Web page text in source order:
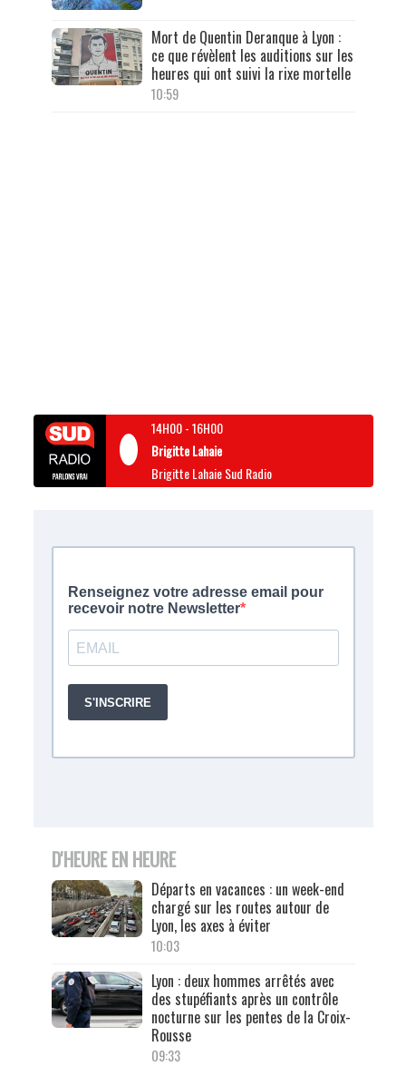
Mort de Quentin Deranque à Lyon :
ce que révèlent les auditions sur les
heures qui ont suivi la rixe mortelle
10:59
14H00-16H00
Brigitte Lahaie
Brigitte Lahaie Sud Radio
D'HEURE EN HEURE
Départs en vacances : un week-end
chargé sur les routes autour de
Lyon, les axes à éviter
10:03
Lyon : deux hommes arrêtés avec
des stupéfiants après un contrôle
nocturne sur les pentes de la Croix-
Rousse
09:33